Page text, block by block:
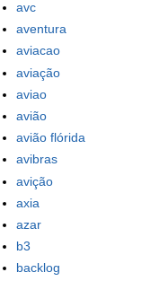
avc
aventura
aviacao
aviação
aviao
avião
avião flórida
avibras
avição
axia
azar
b3
backlog